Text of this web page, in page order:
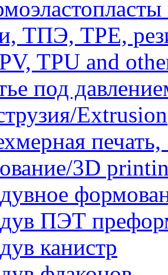
ТПЭ, TPE,
TPU and
под
Extrusion
3D
ПЭТ
канистр